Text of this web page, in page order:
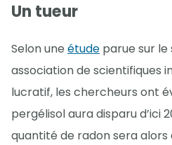
Un tueur
Selon une étude parue sur le
association de scientifiques
lucratif, les chercheurs ont
pergélisol aura disparu d’ici
quantité de radon sera alors